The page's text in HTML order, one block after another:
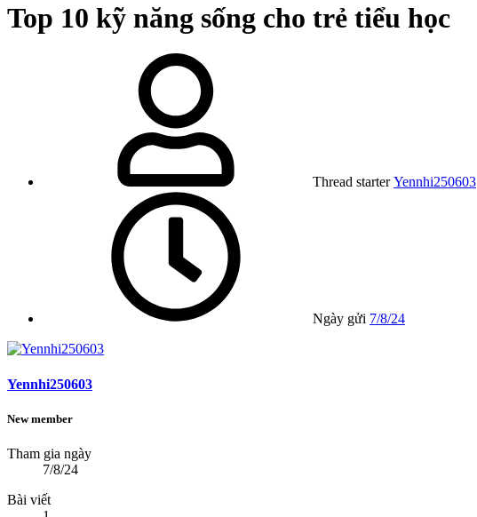
Top 10 kỹ năng sống cho trẻ tiểu học
Thread starter Yennhi250603
Ngày gửi 7/8/24
Yennhi250603
New member
Tham gia ngày
7/8/24
Bài viết